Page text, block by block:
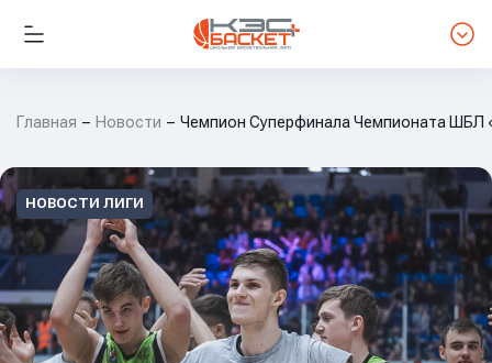
Главная Новости Чемпион Суперфинала Чемпионата ШБЛ
НОВОСТИ ЛИГИ